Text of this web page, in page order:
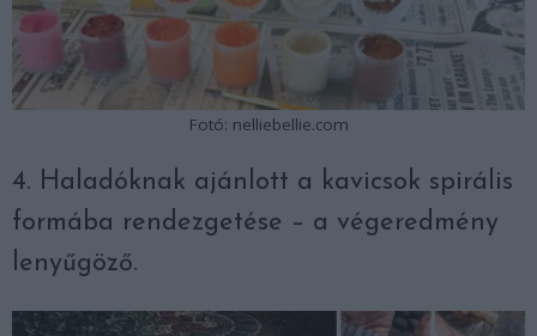
Fotó: nelliebellie.com
4. Haladóknak ajánlott a kavicsok spirális
formába rendezgetése – a végeredmény
lenyűgöző.